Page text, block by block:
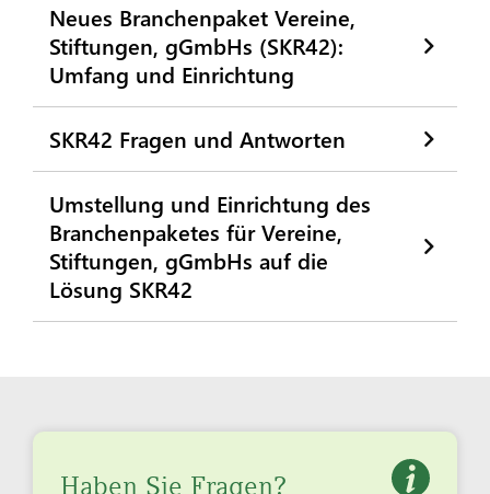
Neues Branchenpaket Vereine,
Stiftungen, gGmbHs (SKR42):
Umfang und Einrichtung
SKR42 Fragen und Antworten
Umstellung und Einrichtung des
Branchenpaketes für Vereine,
Stiftungen, gGmbHs auf die
Lösung SKR42
Haben Sie Fragen?